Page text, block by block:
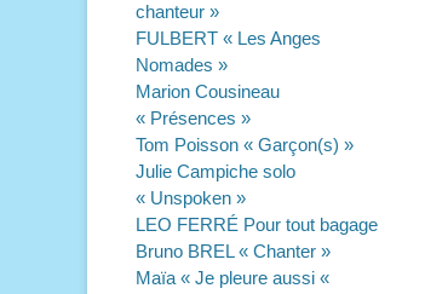
chanteur »
FULBERT « Les Anges
Nomades »
Marion Cousineau
« Présences »
Tom Poisson « Garçon(s) »
Julie Campiche solo
« Unspoken »
LEO FERRÉ Pour tout bagage
Bruno BREL « Chanter »
Maïa « Je pleure aussi «